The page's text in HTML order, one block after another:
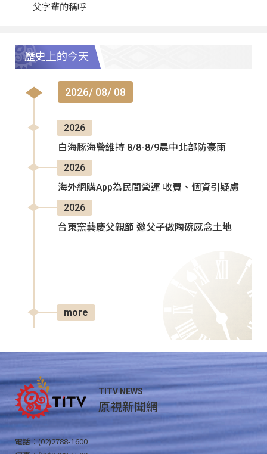
父字輩的稱呼
歷史上的今天
2026/ 08/ 08
2026
白海豚海警維持 8/8-8/9晨中北部防豪雨
2026
海外網購App為民間營運 收費、個資引疑慮
2026
台東窯藝慶父親節 邀父子做陶碗感念土地
more
TITV NEWS
原視新聞網
電話：(02)2788-1600